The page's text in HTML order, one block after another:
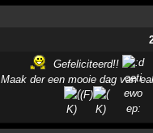
Gefeliciteerd!!
Maak der een mooie dag van
(F)